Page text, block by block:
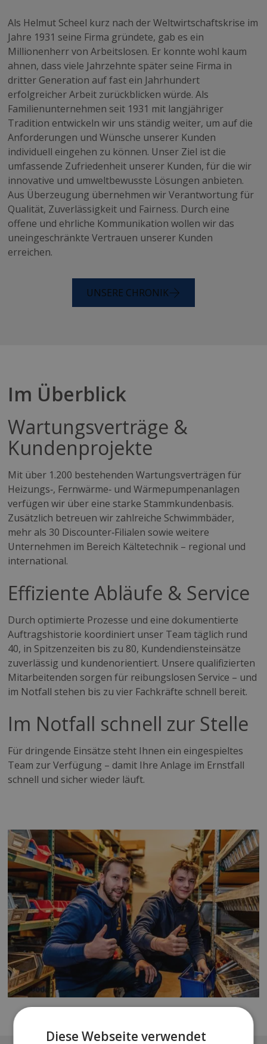
Als Helmut Scheel kurz nach der Weltwirtschaftskrise im
Jahre 1931 seine Firma gründete, gab es ein
Millionenherr von Arbeitslosen. Er konnte wohl kaum
ahnen, dass viele Jahrzehnte später seine Firma in
dritter Generation auf fast ein Jahrhundert
erfolgreicher Arbeit zurückblicken würde. Als
Familienunternehmen seit 1931 mit langjähriger
Tradition entwickeln wir uns ständig weiter, um auf die
Anforderungen und Wünsche unserer Kunden
individuell eingehen zu können. Unser Ziel ist die
umfassende Zufriedenheit unserer Kunden, für die wir
innovative und umweltbewusste Lösungen anbieten.
Aus Überzeugung übernehmen wir Verantwortung für
Qualität, Zuverlässigkeit und Fairness. Durch eine
offene und ehrliche Kommunikation wollen wir das
uneingeschränkte Vertrauen unserer Kunden
erreichen.
UNSERE CHRONIK
Im Überblick
Wartungsverträge &
Kundenprojekte
Mit über 1.200 bestehenden Wartungsverträgen für
Heizungs‑, Fernwärme‑ und Wärmepumpenanlagen
verfügen wir über eine starke Stammkundenbasis.
Zusätzlich betreuen wir zahlreiche Schwimmbäder,
mehr als 30 Discounter‑Filialen sowie weitere
Unternehmen im Bereich Kältetechnik – regional und
international.
Effiziente Abläufe & Service
Durch optimierte Prozesse und eine dokumentierte
Auftragshistorie koordiniert unser Team täglich rund
40, in Spitzenzeiten bis zu 80, Kundendiensteinsätze
zuverlässig und kundenorientiert. Unsere qualifizierten
Mitarbeitenden sorgen für reibungslosen Service – und
im Notfall stehen bis zu vier Fachkräfte schnell bereit.
Im Notfall schnell zur Stelle
Für dringende Einsätze steht Ihnen ein eingespieltes
Team zur Verfügung – damit Ihre Anlage im Ernstfall
schnell und sicher wieder läuft.
Diese Webseite verwendet